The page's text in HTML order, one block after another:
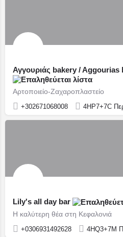
Αγγουριάς bakery / Aggourias
Αρτοποιείο-Ζαχαροπλαστείο
+302671068008 4HP7+7C
Lily's all day bar
Η καλύτερη θέα στη Κεφαλονιά
+0306931492628 4HQ3+7M